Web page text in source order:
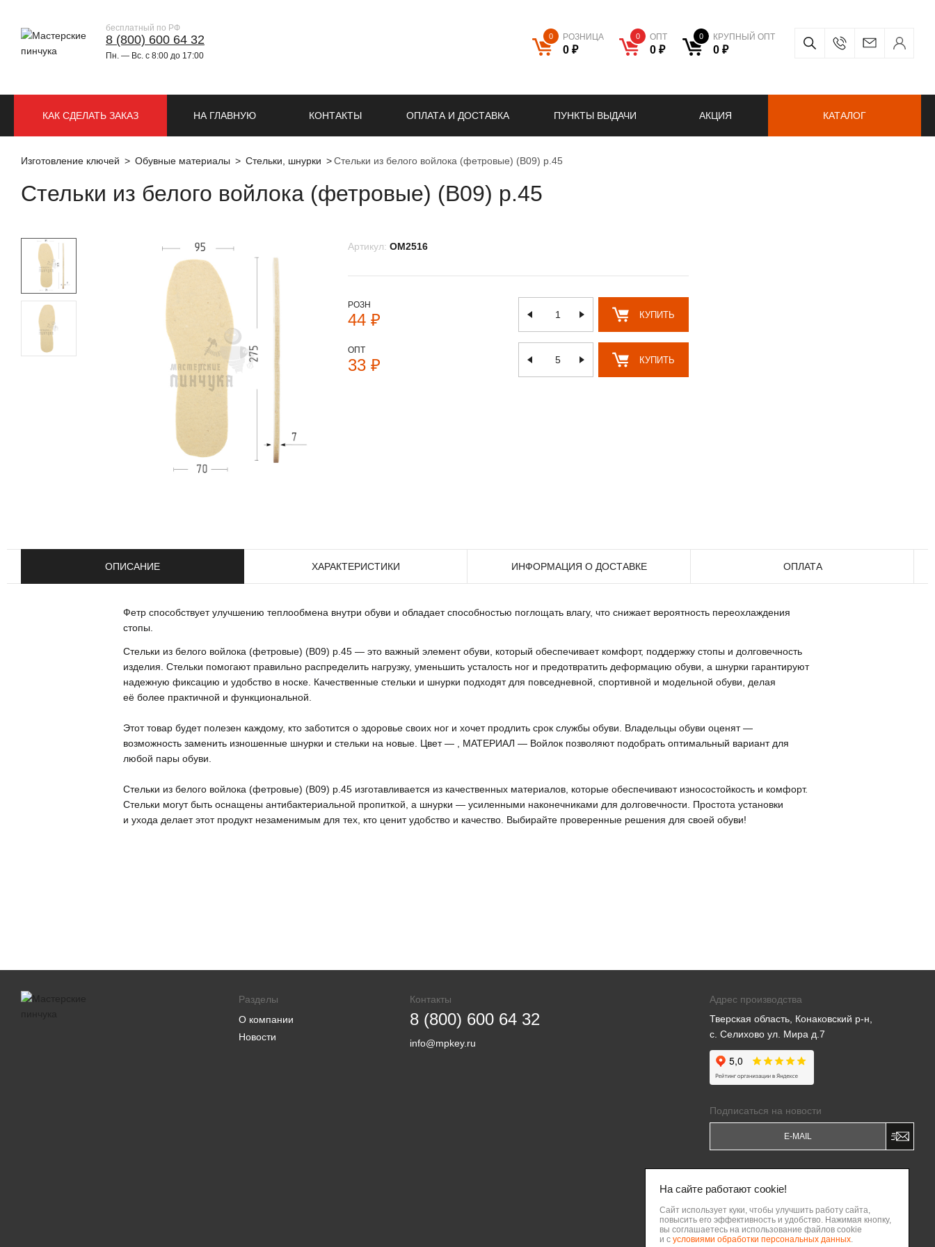
бесплатный по РФ
8 (800) 600 64 32
Пн. — Вс. с 8:00 до 17:00
0 РОЗНИЦА
0 ₽
0 ОПТ
0 ₽
0 КРУПНЫЙ ОПТ
0 ₽
НА ГЛАВНУЮ КОНТАКТЫ ОПЛАТА И ДОСТАВКА ПУНКТЫ ВЫДАЧИ АКЦИЯ
КАК СДЕЛАТЬ ЗАКАЗ КАТАЛОГ
Изготовление ключей Обувные материалы Стельки, шнурки Стельки из белого войлока (фетровые) (В09) р.45
Стельки из белого войлока (фетровые) (В09) р.45
Артикул: OM2516
РОЗН
44 ₽ КУПИТЬ
ОПТ
33 ₽ КУПИТЬ
ОПИСАНИЕ ХАРАКТЕРИСТИКИ ИНФОРМАЦИЯ О ДОСТАВКЕ ОПЛАТА
Фетр способствует улучшению теплообмена внутри обуви и обладает способностью поглощать влагу, что снижает вероятность переохлаждения
стопы.
Стельки из белого войлока (фетровые) (В09) р.45 — это важный элемент обуви, который обеспечивает комфорт, поддержку стопы и долговечность
изделия. Стельки помогают правильно распределить нагрузку, уменьшить усталость ног и предотвратить деформацию обуви, а шнурки гарантируют
надежную фиксацию и удобство в носке. Качественные стельки и шнурки подходят для повседневной, спортивной и модельной обуви, делая
её более практичной и функциональной.
Этот товар будет полезен каждому, кто заботится о здоровье своих ног и хочет продлить срок службы обуви. Владельцы обуви оценят —
возможность заменить изношенные шнурки и стельки на новые. Цвет — , МАТЕРИАЛ — Войлок позволяют подобрать оптимальный вариант для
любой пары обуви.
Стельки из белого войлока (фетровые) (В09) р.45 изготавливается из качественных материалов, которые обеспечивают износостойкость и комфорт.
Стельки могут быть оснащены антибактериальной пропиткой, а шнурки — усиленными наконечниками для долговечности. Простота установки
и ухода делает этот продукт незаменимым для тех, кто ценит удобство и качество. Выбирайте проверенные решения для своей обуви!
Разделы
О компании
Новости
Контакты
8 (800) 600 64 32
info@mpkey.ru
Адрес производства
Тверская область, Конаковский р-н,
с. Селихово ул. Мира д.7
Подписаться на новости
персональных данных
Политикой обработки персональных
Написать владельцу бизнеса
На сайте работают cookie!
Сайт использует куки, чтобы улучшить работу сайта,
повысить его эффективность и удобство. Нажимая кнопку,
вы соглашаетесь на использование файлов cookie
и с условиями обработки персональных данных.